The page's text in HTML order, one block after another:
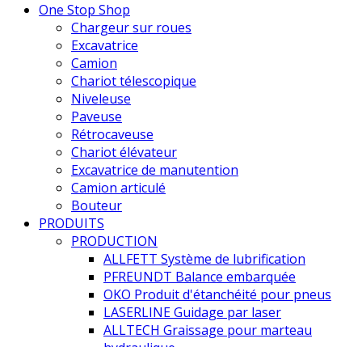
One Stop Shop
Chargeur sur roues
Excavatrice
Camion
Chariot télescopique
Niveleuse
Paveuse
Rétrocaveuse
Chariot élévateur
Excavatrice de manutention
Camion articulé
Bouteur
PRODUITS
PRODUCTION
ALLFETT Système de lubrification
PFREUNDT Balance embarquée
OKO Produit d'étanchéité pour pneus
LASERLINE Guidage par laser
ALLTECH Graissage pour marteau